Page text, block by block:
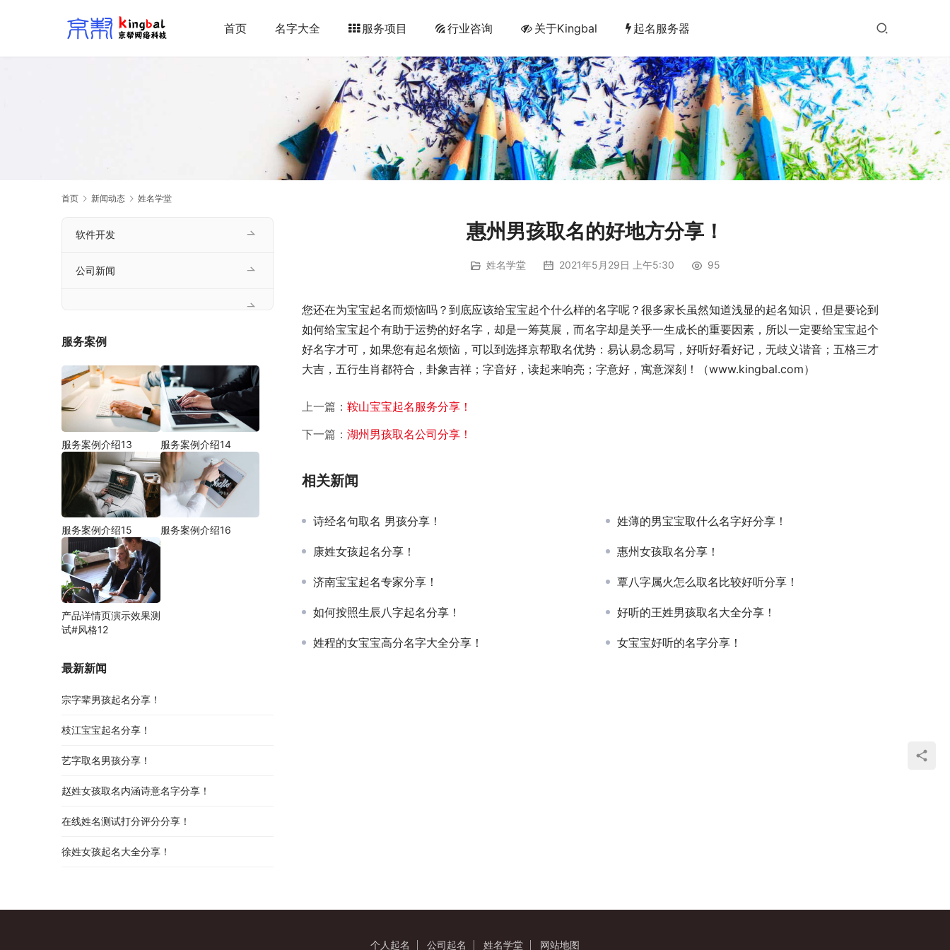
首页 名字大全 服务项目 行业咨询 关于Kingbal 起名服务器
首页 新闻动态 姓名学堂
惠州男孩取名的好地方分享！
姓名学堂 2021年5月29日 上午5:30 95
您还在为宝宝起名而烦恼吗？到底应该给宝宝起个什么样的名字呢？很多家长虽然知道浅显的起名知识，但是要论到
如何给宝宝起个有助于运势的好名字，却是一筹莫展，而名字却是关乎一生成长的重要因素，所以一定要给宝宝起个
好名字才可，如果您有起名烦恼，可以到选择京帮取名优势：易认易念易写，好听好看好记，无歧义谐音；五格三才
大吉，五行生肖都符合，卦象吉祥；字音好，读起来响亮；字意好，寓意深刻！（www.kingbal.com）
上一篇： 鞍山宝宝起名服务分享！
下一篇： 湖州男孩取名公司分享！
相关新闻
诗经名句取名 男孩分享！ 姓薄的男宝宝取什么名字好分享！
康姓女孩起名分享！ 惠州女孩取名分享！
济南宝宝起名专家分享！ 覃八字属火怎么取名比较好听分享！
如何按照生辰八字起名分享！ 好听的王姓男孩取名大全分享！
姓程的女宝宝高分名字大全分享！ 女宝宝好听的名字分享！
软件开发
公司新闻
服务案例
服务案例介绍13 服务案例介绍14
服务案例介绍15 服务案例介绍16
产品详情页演示效果测
试#风格12
最新新闻
宗字辈男孩起名分享！
枝江宝宝起名分享！
艺字取名男孩分享！
赵姓女孩取名内涵诗意名字分享！
在线姓名测试打分评分分享！
徐姓女孩起名大全分享！
个人起名 公司起名 姓名学堂 网站地图